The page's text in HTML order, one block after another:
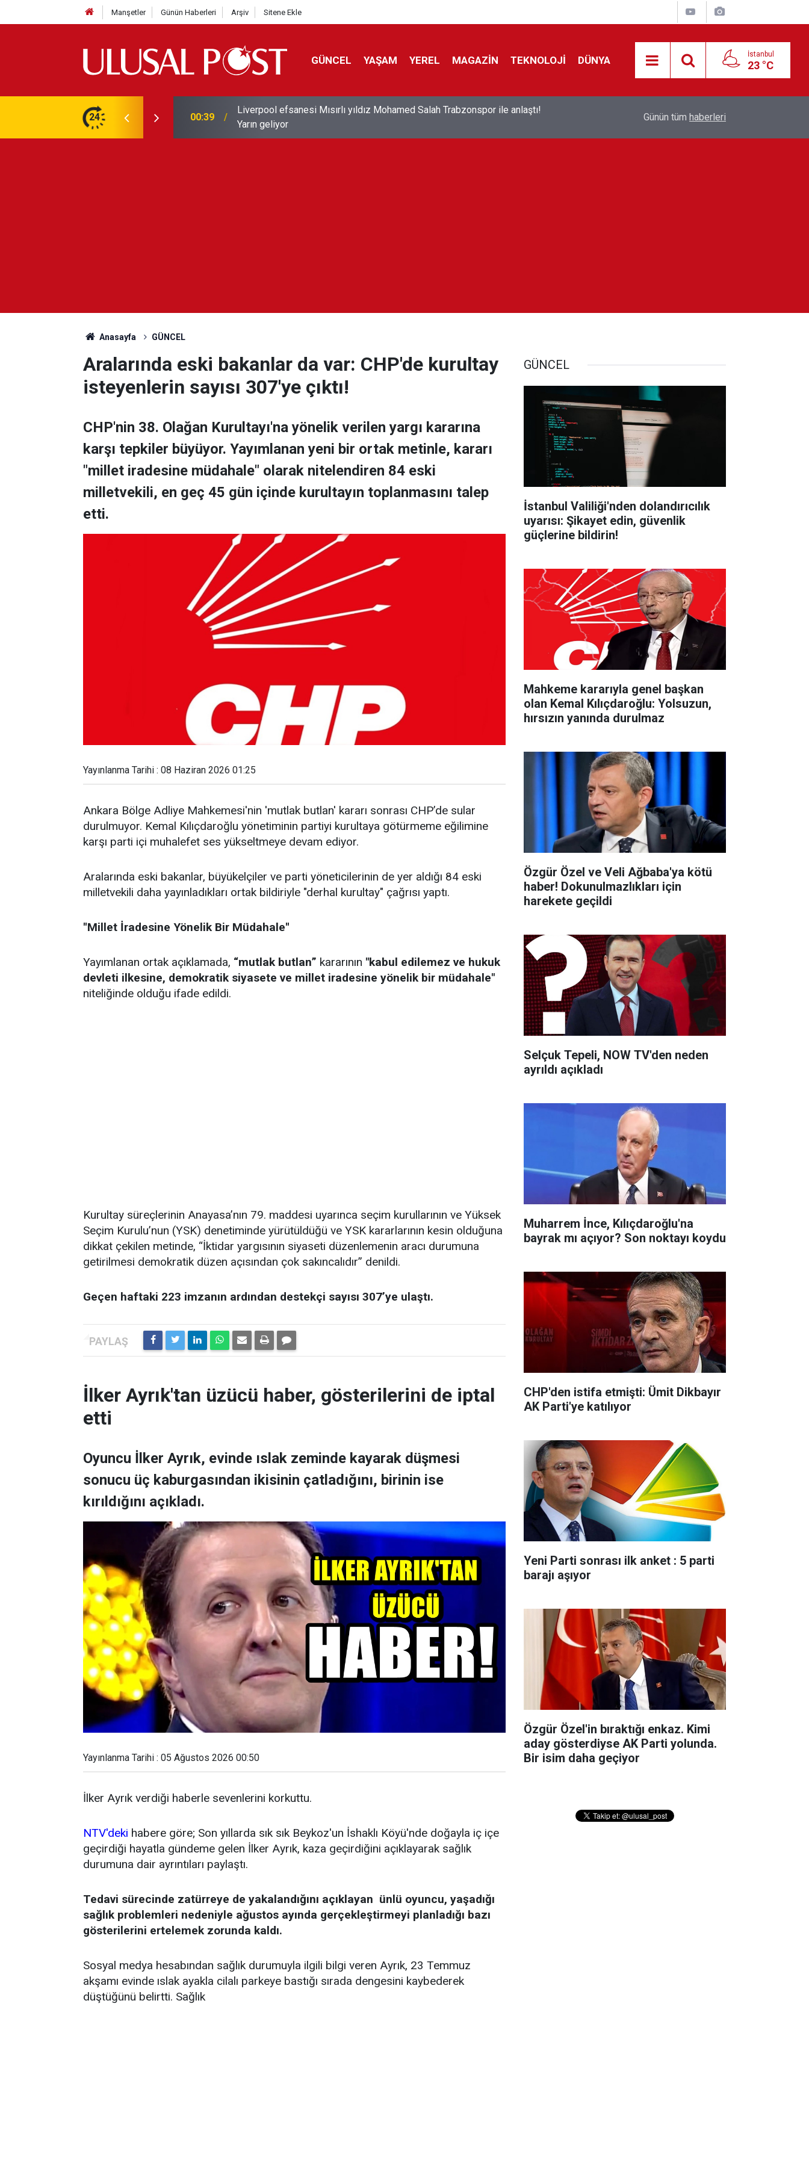
Manşetler Günün Haberleri Arşiv Sitene Ekle
GÜNCEL YAŞAM YEREL MAGAZİN TEKNOLOJİ DÜNYA İstanbul
23 °C
24 00:39
Liverpool efsanesi Mısırlı yıldız Mohamed Salah Trabzonspor ile anlaştı!
Yarın geliyor
Feridun Düzağaç sahnelere ara verdi: ''En az
Günün tüm haberleri
Anasayfa GÜNCEL
Aralarında eski bakanlar da var: CHP'de kurultay
isteyenlerin sayısı 307'ye çıktı!
CHP'nin 38. Olağan Kurultayı'na yönelik verilen yargı kararına
karşı tepkiler büyüyor. Yayımlanan yeni bir ortak metinle, kararı
"millet iradesine müdahale" olarak nitelendiren 84 eski
milletvekili, en geç 45 gün içinde kurultayın toplanmasını talep
etti.
Yayınlanma Tarihi : 08 Haziran 2026 01:25
Ankara Bölge Adliye Mahkemesi'nin 'mutlak butlan' kararı sonrası CHP’de sular
durulmuyor. Kemal Kılıçdaroğlu yönetiminin partiyi kurultaya götürmeme eğilimine
karşı parti içi muhalefet ses yükseltmeye devam ediyor.
Aralarında eski bakanlar, büyükelçiler ve parti yöneticilerinin de yer aldığı 84 eski
milletvekili daha yayınladıkları ortak bildiriyle "derhal kurultay" çağrısı yaptı.
''Millet İradesine Yönelik Bir Müdahale''
Yayımlanan ortak açıklamada, “mutlak butlan” kararının "kabul edilemez ve hukuk
devleti ilkesine, demokratik siyasete ve millet iradesine yönelik bir müdahale"
niteliğinde olduğu ifade edildi.
Kurultay süreçlerinin Anayasa’nın 79. maddesi uyarınca seçim kurullarının ve Yüksek
Seçim Kurulu’nun (YSK) denetiminde yürütüldüğü ve YSK kararlarının kesin olduğuna
dikkat çekilen metinde, “İktidar yargısının siyaseti düzenlemenin aracı durumuna
getirilmesi demokratik düzen açısından çok sakıncalıdır” denildi.
Geçen haftaki 223 imzanın ardından destekçi sayısı 307’ye ulaştı.
İlker Ayrık'tan üzücü haber, gösterilerini de iptal
etti
Oyuncu İlker Ayrık, evinde ıslak zeminde kayarak düşmesi
sonucu üç kaburgasından ikisinin çatladığını, birinin ise
kırıldığını açıkladı.
Yayınlanma Tarihi : 05 Ağustos 2026 00:50
İlker Ayrık verdiği haberle sevenlerini korkuttu.
NTV'deki habere göre; Son yıllarda sık sık Beykoz'un İshaklı Köyü'nde doğayla iç içe
geçirdiği hayatla gündeme gelen İlker Ayrık, kaza geçirdiğini açıklayarak sağlık
durumuna dair ayrıntıları paylaştı.
Tedavi sürecinde zatürreye de yakalandığını açıklayan ünlü oyuncu, yaşadığı
sağlık problemleri nedeniyle ağustos ayında gerçekleştirmeyi planladığı bazı
gösterilerini ertelemek zorunda kaldı.
Sosyal medya hesabından sağlık durumuyla ilgili bilgi veren Ayrık, 23 Temmuz
akşamı evinde ıslak ayakla cilalı parkeye bastığı sırada dengesini kaybederek
düştüğünü belirtti. Sağlık
GÜNCEL
İstanbul Valiliği'nden dolandırıcılık
uyarısı: Şikayet edin, güvenlik
güçlerine bildirin!
Mahkeme kararıyla genel başkan
olan Kemal Kılıçdaroğlu: Yolsuzun,
hırsızın yanında durulmaz
Özgür Özel ve Veli Ağbaba'ya kötü
haber! Dokunulmazlıkları için
harekete geçildi
Selçuk Tepeli, NOW TV'den neden
ayrıldı açıkladı
Muharrem İnce, Kılıçdaroğlu'na
bayrak mı açıyor? Son noktayı koydu
CHP'den istifa etmişti: Ümit Dikbayır
AK Parti'ye katılıyor
Yeni Parti sonrası ilk anket : 5 parti
barajı aşıyor
Özgür Özel'in bıraktığı enkaz. Kimi
aday gösterdiyse AK Parti yolunda.
Bir isim daha geçiyor